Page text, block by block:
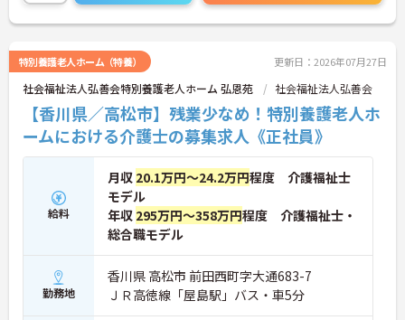
特別養護老人ホーム（特養） 更新日：2026年07月27日
社会福祉法人弘善会特別養護老人ホーム 弘恩苑 社会福祉法人弘善会
【香川県／高松市】残業少なめ！特別養護老人ホ
ームにおける介護士の募集求人《正社員》
給料
月収 20.1万円～24.2万円程度 介護福祉士
モデル
年収 295万円～358万円程度 介護福祉士・
総合職モデル
勤務地
香川県 高松市 前田西町字大通683-7
ＪＲ高徳線「屋島駅」バス・車5分